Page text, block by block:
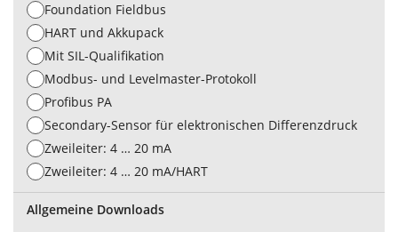
Foundation Fieldbus
HART und Akkupack
Mit SIL-Qualifikation
Modbus- und Levelmaster-Protokoll
Profibus PA
Secondary-Sensor für elektronischen Differenzdruck
Zweileiter: 4 … 20 mA
Zweileiter: 4 … 20 mA/HART
Allgemeine Downloads